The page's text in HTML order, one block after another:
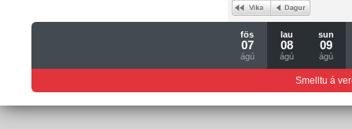
fös
07
ágú
lau
08
ágú
sun
09
ágú
Smelltu á